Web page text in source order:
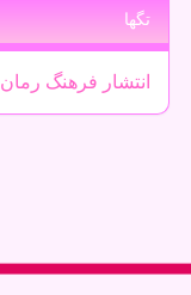
تگها
انتشار فرهنگ رمان